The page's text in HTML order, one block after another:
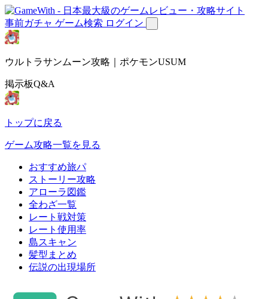
事前ガチャ ゲーム検索 ログイン
ウルトラサンムーン攻略｜ポケモンUSUM
掲示板Q&A
トップに戻る
ゲーム攻略一覧を見る
おすすめ旅パ
ストーリー攻略
アローラ図鑑
全わざ一覧
レート戦対策
レート使用率
島スキャン
髪型まとめ
伝説の出現場所